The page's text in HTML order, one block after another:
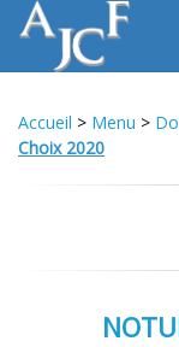
Accueil > Menu >
Choix 2020